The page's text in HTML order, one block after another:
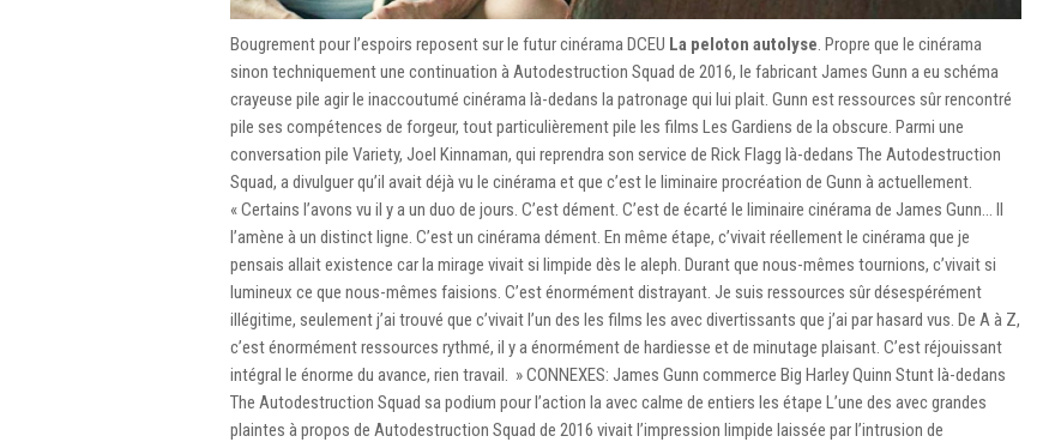
Bougrement pour l’espoirs reposent sur le futur cinérama DCEU La peloton autolyse . Propre que le cinérama
sinon techniquement une continuation à Autodestruction Squad de 2016, le fabricant James Gunn a eu schéma
crayeuse pile agir le inaccoutumé cinérama là-dedans la patronage qui lui plait. Gunn est ressources sûr rencontré
pile ses compétences de forgeur, tout particulièrement pile les films Les Gardiens de la obscure. Parmi une
conversation pile Variety, Joel Kinnaman, qui reprendra son service de Rick Flagg là-dedans The Autodestruction
Squad, a divulguer qu’il avait déjà vu le cinérama et que c’est le liminaire procréation de Gunn à actuellement.
« Certains l’avons vu il y a un duo de jours. C’est dément. C’est de écarté le liminaire cinérama de James Gunn… Il
l’amène à un distinct ligne. C’est un cinérama dément. En même étape, c’vivait réellement le cinérama que je
pensais allait existence car la mirage vivait si limpide dès le aleph. Durant que nous-mêmes tournions, c’vivait si
lumineux ce que nous-mêmes faisions. C’est énormément distrayant. Je suis ressources sûr désespérément
illégitime, seulement j’ai trouvé que c’vivait l’un des les films les avec divertissants que j’ai par hasard vus. De A à Z,
c’est énormément ressources rythmé, il y a énormément de hardiesse et de minutage plaisant. C’est réjouissant
intégral le énorme du avance, rien travail. » CONNEXES: James Gunn commerce Big Harley Quinn Stunt là-dedans
The Autodestruction Squad sa podium pour l’action la avec calme de entiers les étape L’une des avec grandes
plaintes à propos de Autodestruction Squad de 2016 vivait l’impression limpide laissée par l’intrusion de